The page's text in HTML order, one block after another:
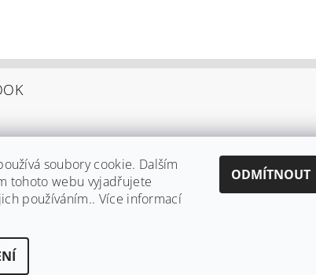
Shoptet.cz | Můjprvníeshop.cz
soubory cookie. Dalším
tohoto webu vyjadřujete
používáním.. Více informací
ODMÍTNOUT